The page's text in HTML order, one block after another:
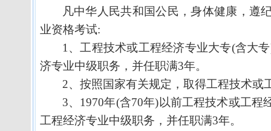
凡中华人民共和国公民，身体健康，遵
业资格考试:
1 、工程技术或工程经济专业大专(含大专
济专业中级职务，并任职满3年。
2、按照国家有关规定，取得工程技术或
3、 1970年(含70年)以前工程技术或工程
工程经济专业中级职务，并任职满3年。